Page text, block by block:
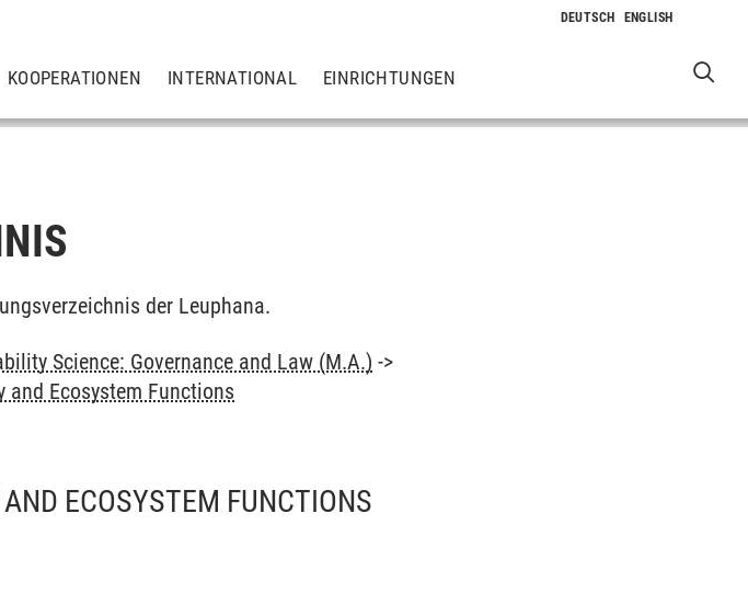
KOOPERATIONEN INTERNATIONAL EINRICHTUNGEN
der Leuphana.
Science: Governance and Law (M.A.) ->
Ecosystem Functions
ECOSYSTEM FUNCTIONS